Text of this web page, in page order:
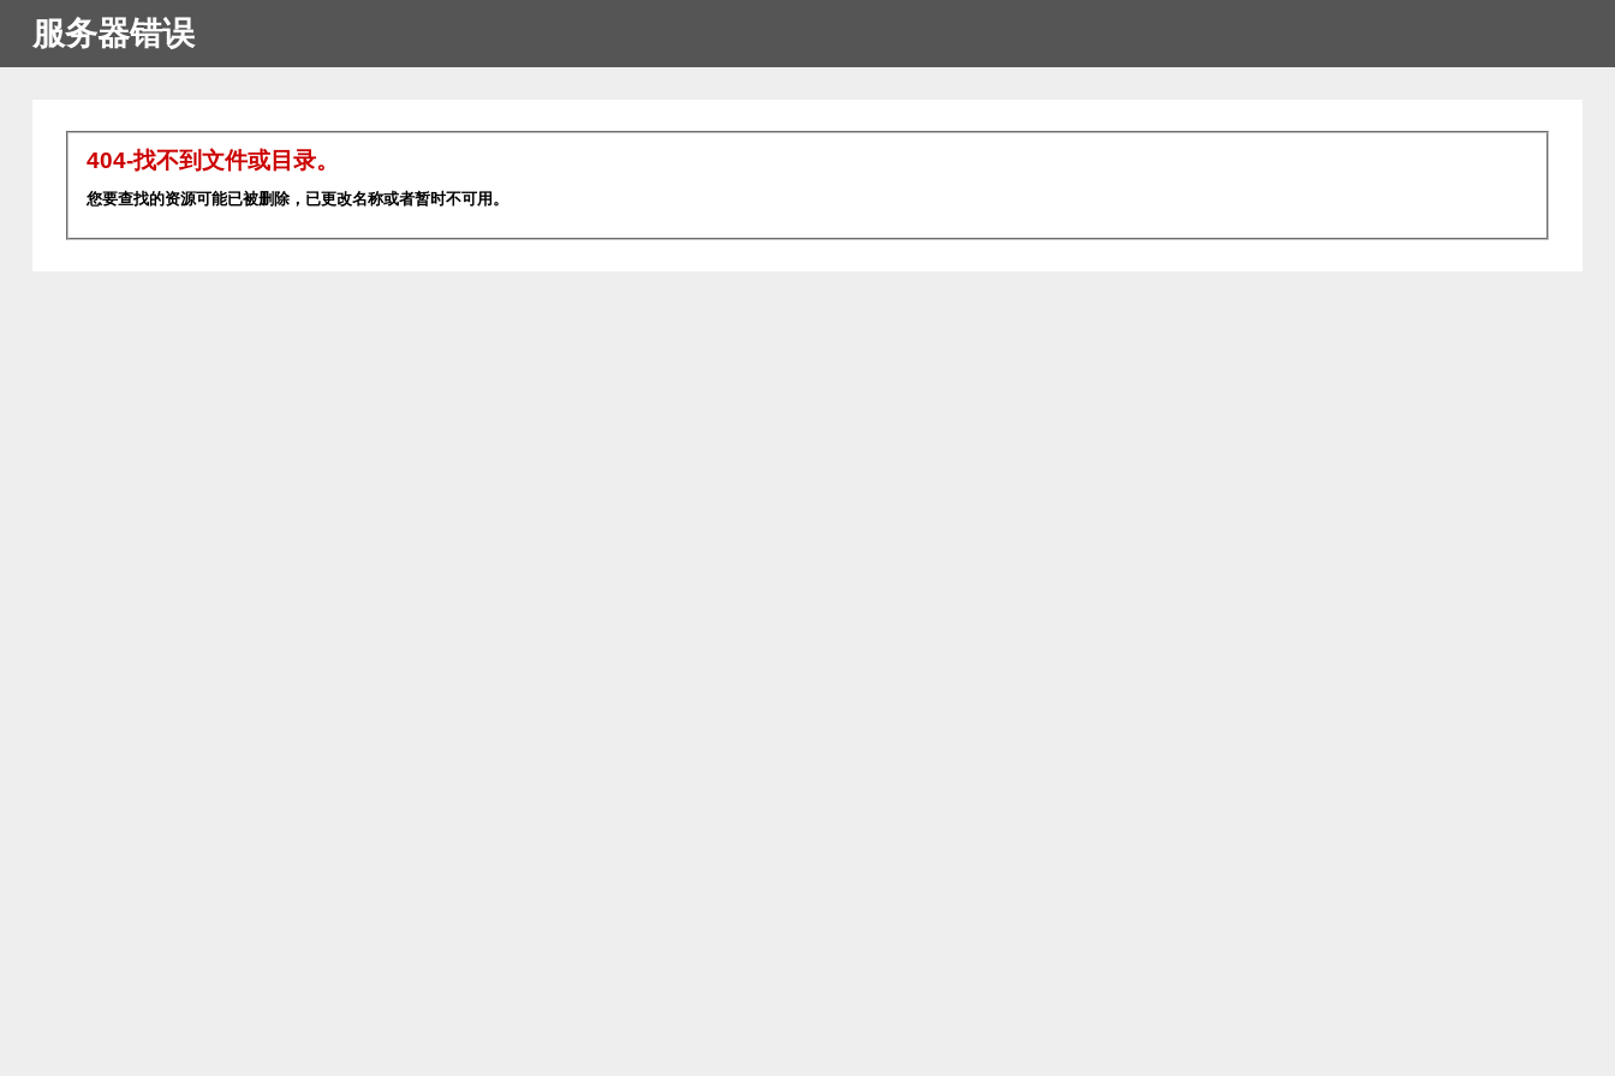
服务器错误
404-找不到文件或目录。
您要查找的资源可能已被删除，已更改名称或者暂时不可用。